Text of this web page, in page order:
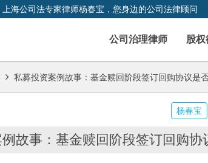
海公司法专家律师杨春宝，您身边的公司法律顾问
公司治理律师 股权
私募投资案例故事：基金赎回阶段签订回购协议是
故事：基金赎回阶段签订回购协
杨春宝